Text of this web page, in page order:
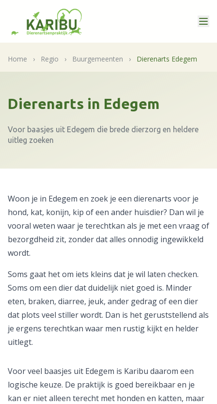
Home › Regio › Buurgemeenten › Dierenarts Edegem
Dierenarts in Edegem
Voor baasjes uit Edegem die brede dierzorg en heldere
uitleg zoeken
Woon je in Edegem en zoek je een dierenarts voor je
hond, kat, konijn, kip of een ander huisdier? Dan wil je
vooral weten waar je terechtkan als je met een vraag of
bezorgdheid zit, zonder dat alles onnodig ingewikkeld
wordt.
Soms gaat het om iets kleins dat je wil laten checken.
Soms om een dier dat duidelijk niet goed is. Minder
eten, braken, diarree, jeuk, ander gedrag of een dier
dat plots veel stiller wordt. Dan is het geruststellend als
je ergens terechtkan waar men rustig kijkt en helder
uitlegt.
Voor veel baasjes uit Edegem is Karibu daarom een
logische keuze. De praktijk is goed bereikbaar en je
kan er niet alleen terecht met honden en katten, maar